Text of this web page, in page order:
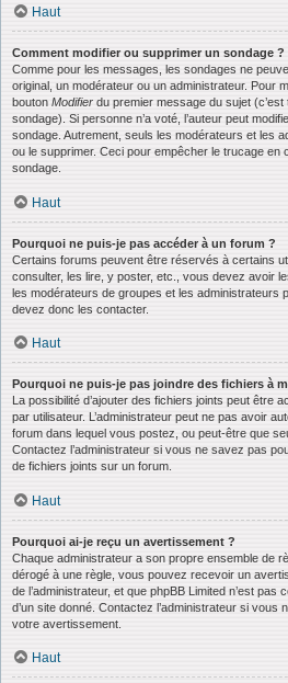
Haut
Comment modifier ou supprimer un sondage ?
Comme pour les messages, les sondages ne
original, un modérateur ou un administrateur. Pour
bouton Modifier du premier message du sujet
sondage). Si personne n’a voté, l’auteur peut
sondage. Autrement, seuls les modérateurs et les
ou le supprimer. Ceci pour empêcher le trucage en
sondage.
Haut
Pourquoi ne puis-je pas accéder à un forum ?
Certains forums peuvent être réservés à certains
consulter, les lire, y poster, etc., vous devez avoir
les modérateurs de groupes et les administrateurs
devez donc les contacter.
Haut
Pourquoi ne puis-je pas joindre des fichiers à
La possibilité d’ajouter des fichiers joints peut être
par utilisateur. L’administrateur peut ne pas avoir
forum dans lequel vous postez, ou peut-être que
Contactez l’administrateur si vous ne savez pas
de fichiers joints sur un forum.
Haut
Pourquoi ai-je reçu un avertissement ?
Chaque administrateur a son propre ensemble de
dérogé à une règle, vous pouvez recevoir un
de l’administrateur, et que phpBB Limited n’est
d’un site donné. Contactez l’administrateur si
votre avertissement.
Haut